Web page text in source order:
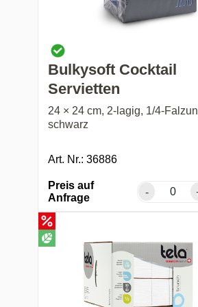
Bulkysoft Cocktail
Servietten
24 × 24 cm, 2-lagig, 1/4-
schwarz
Art. Nr.: 36886
Preis auf
Anfrage
-